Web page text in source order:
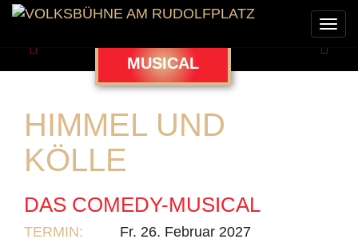
Zurück MUSICAL
HIMMEL UND
KÖLLE
DAS COMEDY-MUSICAL
TERMIN:
Fr. 26. Februar 2027